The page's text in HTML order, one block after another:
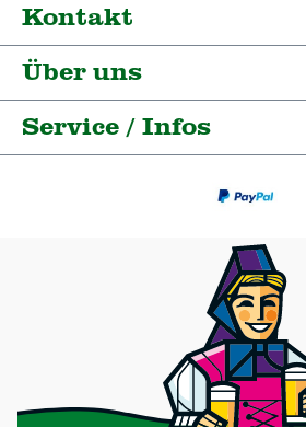
Kontakt
Über uns
Service / Infos